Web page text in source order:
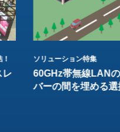
レ
ソリューション特集
60GHz帯無線LAN
バーの間を埋める選